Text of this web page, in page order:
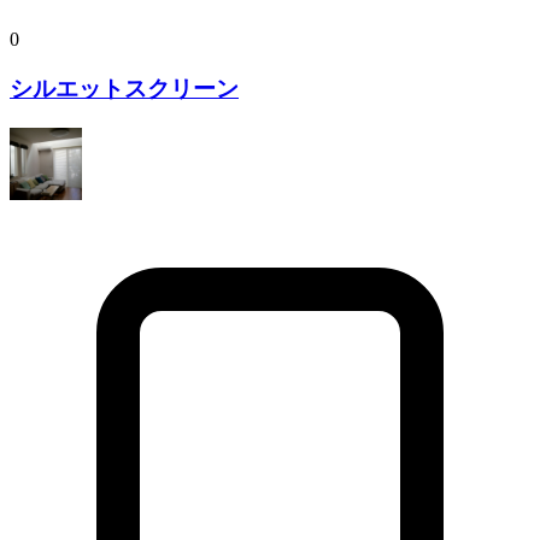
0
シルエットスクリーン